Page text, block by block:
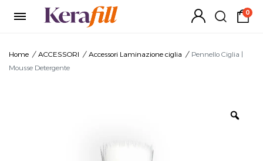
0
Home / ACCESSORI / Accessori Laminazione ciglia / Pennello Ciglia |
Mousse Detergente